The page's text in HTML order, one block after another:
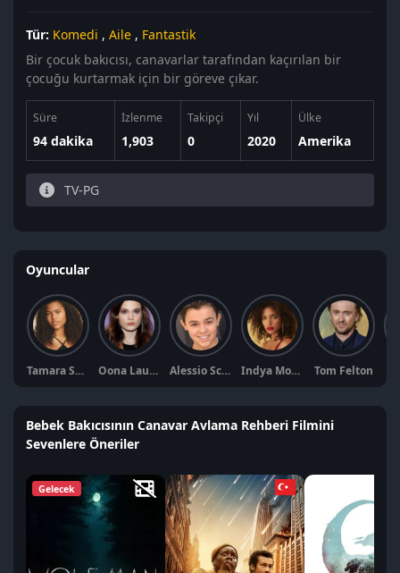
Tür: Komedi , Aile , Fantastik
Bir çocuk bakıcısı, canavarlar tarafından kaçırılan bir
çocuğu kurtarmak için bir göreve çıkar.
Süre
94 dakika
İzlenme
1,903
Takipçi
0
Yıl
2020
Ülke
Amerika
TV-PG
Oyuncular
Tamara Smart Oona Laurence Alessio Scalzotto Indya Moore Tom Felton
Bebek Bakıcısının Canavar Avlama Rehberi Filmini
Sevenlere Öneriler
Gelecek